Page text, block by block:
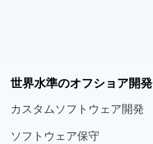
世界水準のオフショア開発
カスタムソフトウェア開発
ソフト ウェア保守